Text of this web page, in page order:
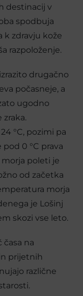
destinacij v
spodbuja
k zdravju kože
razpoloženje.
drugačno
počasneje, a
ugodno
°C, pozimi pa
0 °C prava
poleti je
od začetka
morja
je Lošinj
skozi vse leto.
časa na
prijetnih
različne